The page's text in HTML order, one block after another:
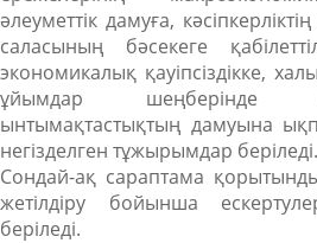
әлеуметтік дамуға,
саласының бәсекеге
экономикалық қауіпсіздікке,
ұйымдар шеңберінде
ынтымақтастықтың дамуына
негізделген тұжырымдар беріледі.
Сондай-ақ сараптама
жетілдіру бойынша
беріледі.